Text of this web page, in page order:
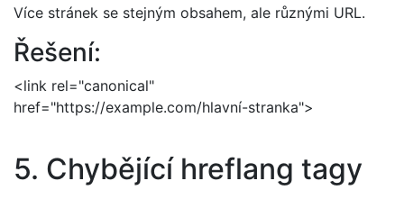
Více stránek se stejným obsahem, ale různými URL.
Řešení:
<link rel="canonical"
href="https://example.com/hlavní-stranka">
5. Chybějící hreflang tagy